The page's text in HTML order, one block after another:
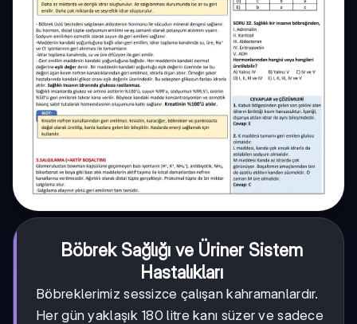
Böbrek Sağlığı ve Üriner Sistem
Hastalıkları
Böbreklerimiz sessizce çalışan kahramanlardır.
Her gün yaklaşık 180 litre kanı süzer ve sadece